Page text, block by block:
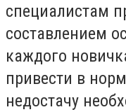
специалистам
составлением
каждого
привести в
недостачу